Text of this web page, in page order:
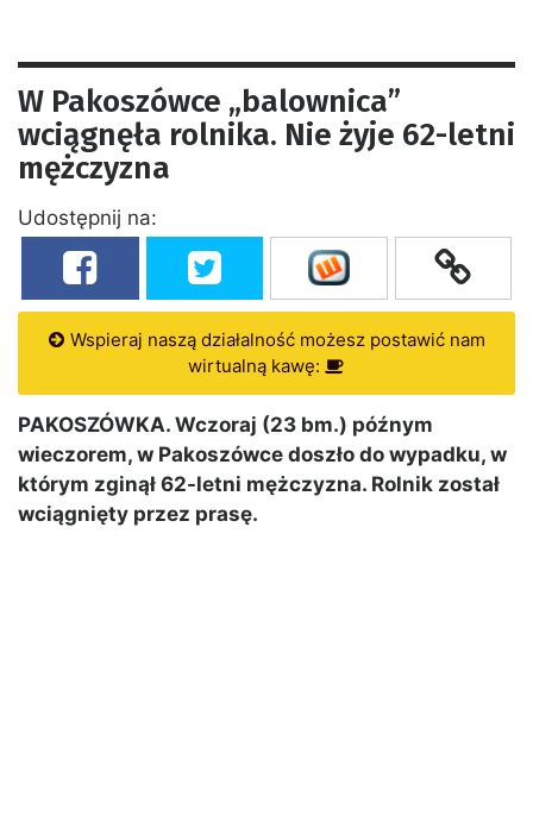
W Pakoszówce „balownica”
wciągnęła rolnika. Nie żyje 62-letni
mężczyzna
Udostępnij na:
Wspieraj naszą działalność możesz postawić nam
wirtualną kawę:
PAKOSZÓWKA. Wczoraj (23 bm.) późnym
wieczorem, w Pakoszówce doszło do wypadku, w
którym zginął 62-letni mężczyzna. Rolnik został
wciągnięty przez prasę.